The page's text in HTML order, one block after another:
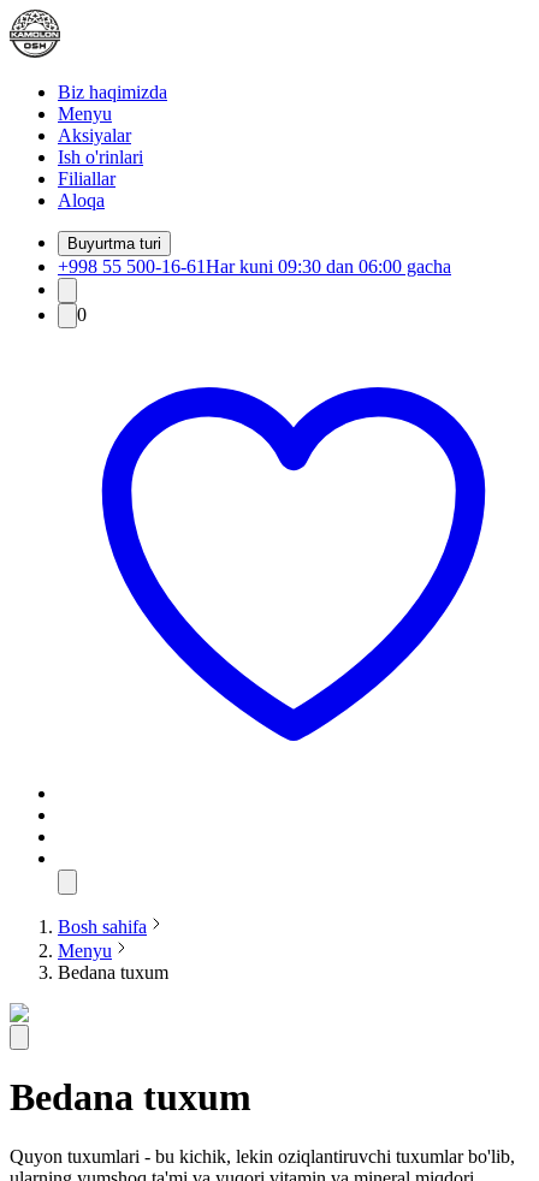
Biz haqimizda
Menyu
Aksiyalar
Ish o'rinlari
Filiallar
Aloqa
Buyurtma turi
+998 55 500-16-61Har kuni 09:30 dan 06:00 gacha
0
Bosh sahifa
Menyu
Bedana tuxum
Bedana tuxum
Quyon tuxumlari - bu kichik, lekin oziqlantiruvchi tuxumlar bo'lib,